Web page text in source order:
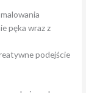
pęka wraz z
podejście